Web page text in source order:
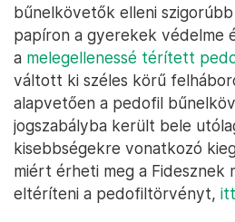
bűnelkövetők elleni
papíron a gyerekek védelme
a melegellenessé térített
váltott ki széles körű
alapvetően a pedofil
jogszabályba került bele
kisebbségekre vonatkozó
miért érheti meg a Fidesznek
eltéríteni a pedofiltörvényt,